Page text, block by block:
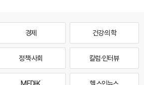
경제 건강·의학
정책·사회 칼럼·인터뷰